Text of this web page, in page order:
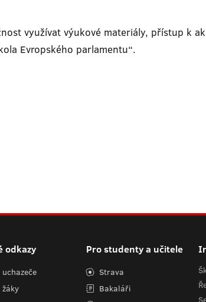
využívat výukové materiály, přístup k
Evropského parlamentu“.
odkazy
uchazeče
žáky
Pro studenty a učitele
Strava
Bakaláři